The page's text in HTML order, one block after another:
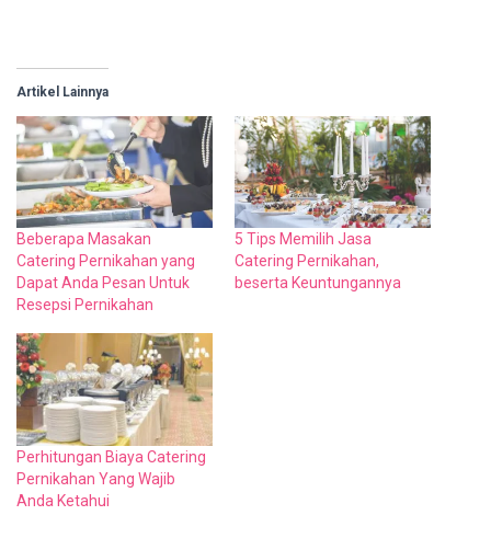
Artikel Lainnya
Beberapa Masakan
Catering Pernikahan yang
Dapat Anda Pesan Untuk
Resepsi Pernikahan
5 Tips Memilih Jasa
Catering Pernikahan,
beserta Keuntungannya
Perhitungan Biaya Catering
Pernikahan Yang Wajib
Anda Ketahui